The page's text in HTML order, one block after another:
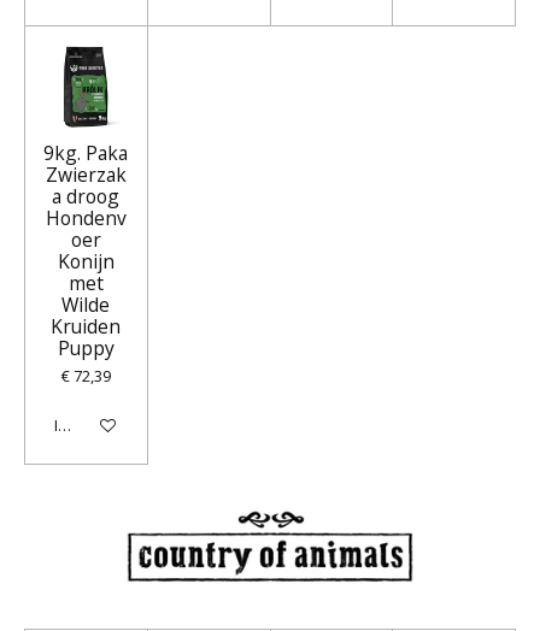
9kg. Paka
Zwierzak
a droog
Hondenv
oer
Konijn
met
Wilde
Kruiden
Puppy
€ 72,39
In winkelwagen